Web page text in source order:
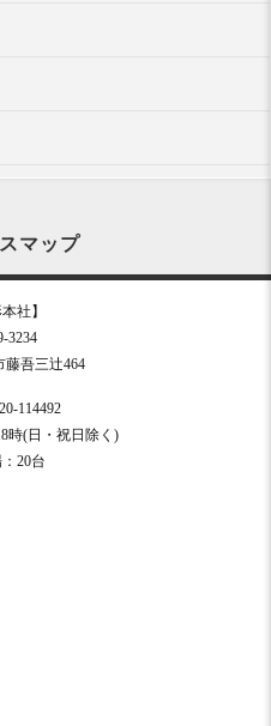
マップ
社】
3234
藤吾三辻464
114492
時(日・祝日除く)
20台